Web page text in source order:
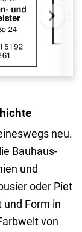
neu.
Bauhaus-
und
oder Piet
Form in
von